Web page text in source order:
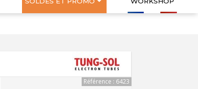
Référence : 6423